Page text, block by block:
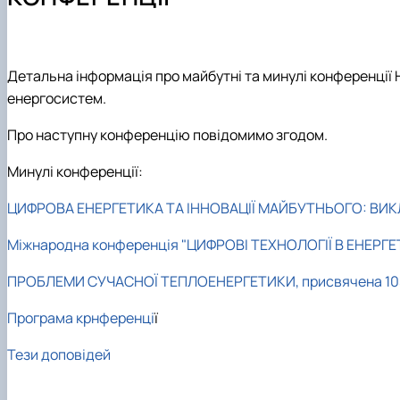
Навчально-допоміжний персонал кафедри
Навчальні матеріали
Наукові гуртки
Наукові досягнення
Науково-дослідна лабораторія
Детальна інформація про майбутні та минулі
енергосистем.
Про наступну конференцію повідомимо згодом.
Минулі конференції:
ЦИФРОВА ЕНЕРГЕТИКА ТА ІННОВАЦІЇ МАЙБУТНЬОГО:
Міжнародна конференція "ЦИФРОВІ ТЕХНОЛОГІЇ В
ПРОБЛЕМИ СУЧАСНОЇ ТЕПЛОЕНЕРГЕТИКИ, присвячена
Програма крнференції
Тези доповідей